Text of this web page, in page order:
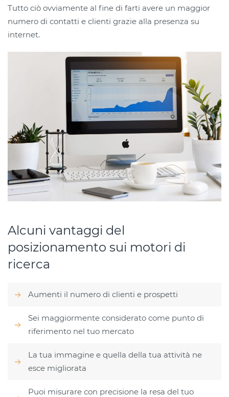
Tutto ciò ovviamente al fine di farti avere un maggior
numero di contatti e clienti grazie alla presenza su
internet.
Alcuni vantaggi del
posizionamento sui motori di
ricerca
Aumenti il numero di clienti e prospetti
Sei maggiormente considerato come punto di
riferimento nel tuo mercato
La tua immagine e quella della tua attività ne
esce migliorata
Puoi misurare con precisione la resa del tuo